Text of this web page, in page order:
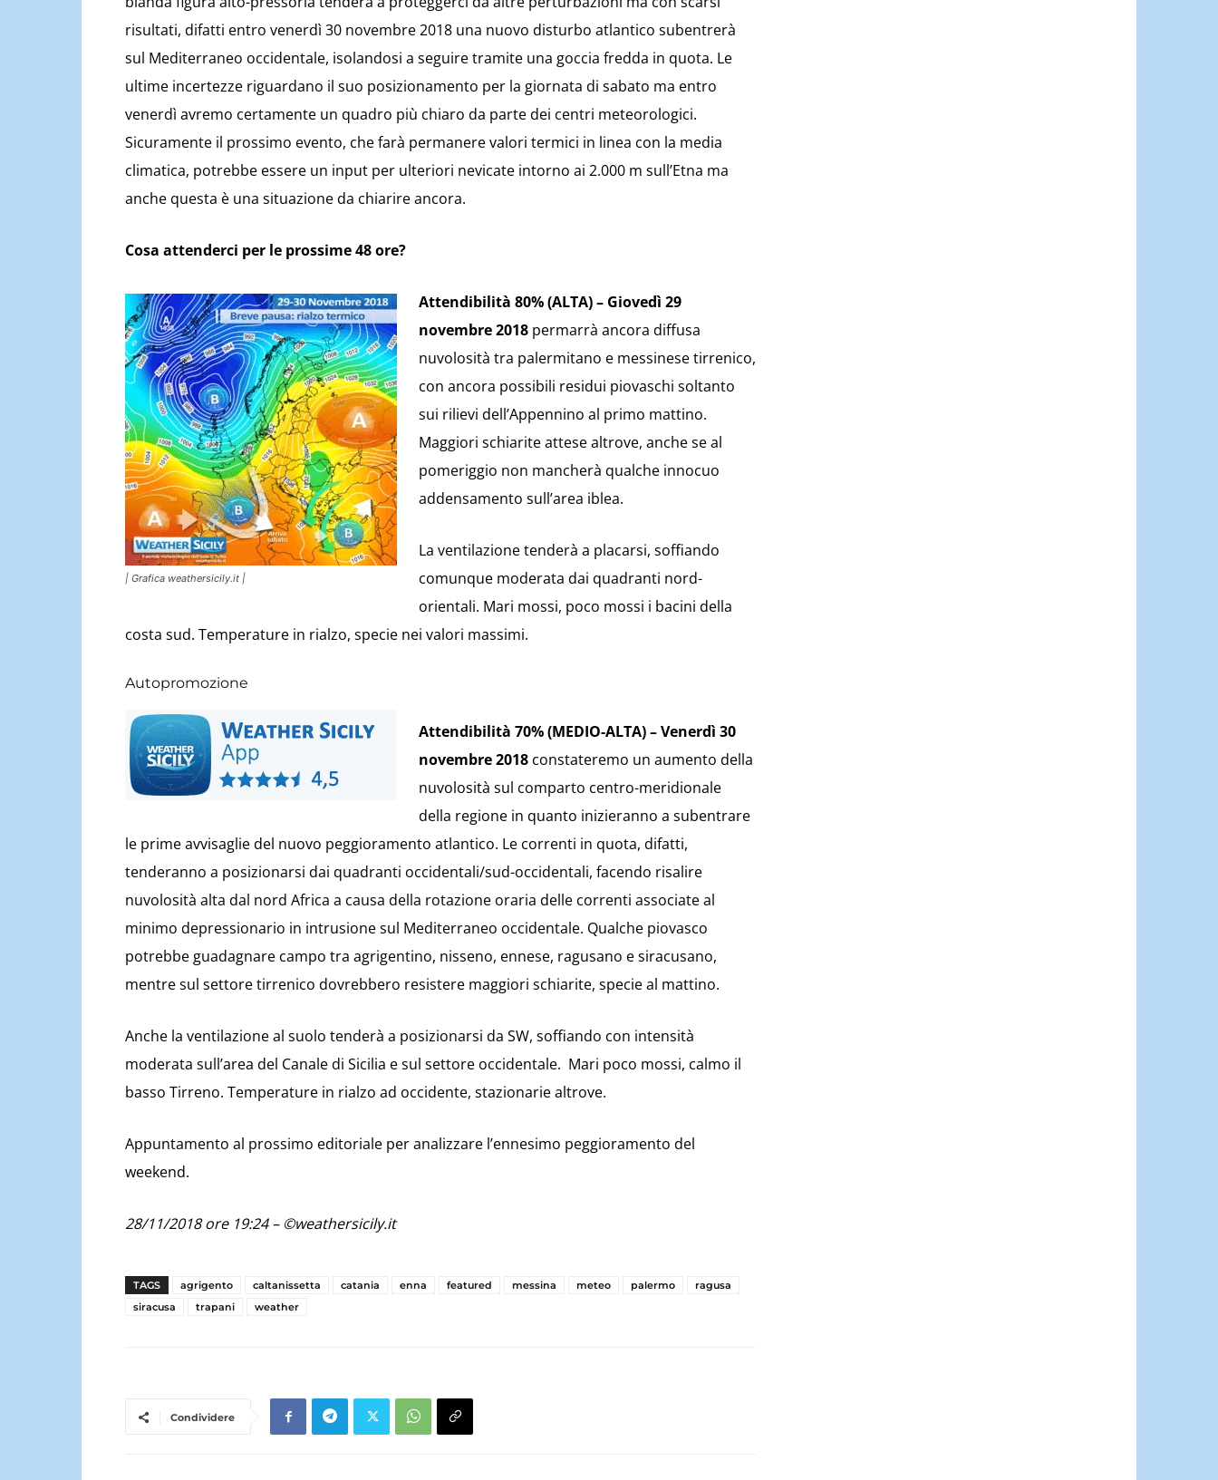
risultati, difatti entro venerdì 30 novembre 2018 una nuovo disturbo atlantico subentrerà
sul Mediterraneo occidentale, isolandosi a seguire tramite una goccia fredda in quota. Le
ultime incertezze riguardano il suo posizionamento per la giornata di sabato ma entro
venerdì avremo certamente un quadro più chiaro da parte dei centri meteorologici.
Sicuramente il prossimo evento, che farà permanere valori termici in linea con la media
climatica, potrebbe essere un input per ulteriori nevicate intorno ai 2.000 m sull’Etna ma
anche questa è una situazione da chiarire ancora.
Cosa attenderci per le prossime 48 ore?
| Grafica weathersicily.it |
Attendibilità 80% (ALTA) – Giovedì 29
novembre 2018 permarrà ancora diffusa
nuvolosità tra palermitano e messinese tirrenico,
con ancora possibili residui piovaschi soltanto
sui rilievi dell’Appennino al primo mattino.
Maggiori schiarite attese altrove, anche se al
pomeriggio non mancherà qualche innocuo
addensamento sull’area iblea.
La ventilazione tenderà a placarsi, soffiando
comunque moderata dai quadranti nord-
orientali. Mari mossi, poco mossi i bacini della
costa sud. Temperature in rialzo, specie nei valori massimi.
Autopromozione
Attendibilità 70% (MEDIO-ALTA) – Venerdì 30
novembre 2018 constateremo un aumento della
nuvolosità sul comparto centro-meridionale
della regione in quanto inizieranno a subentrare
le prime avvisaglie del nuovo peggioramento atlantico. Le correnti in quota, difatti,
tenderanno a posizionarsi dai quadranti occidentali/sud-occidentali, facendo risalire
nuvolosità alta dal nord Africa a causa della rotazione oraria delle correnti associate al
minimo depressionario in intrusione sul Mediterraneo occidentale. Qualche piovasco
potrebbe guadagnare campo tra agrigentino, nisseno, ennese, ragusano e siracusano,
mentre sul settore tirrenico dovrebbero resistere maggiori schiarite, specie al mattino.
Anche la ventilazione al suolo tenderà a posizionarsi da SW, soffiando con intensità
moderata sull’area del Canale di Sicilia e sul settore occidentale. Mari poco mossi, calmo il
basso Tirreno. Temperature in rialzo ad occidente, stazionarie altrove.
Appuntamento al prossimo editoriale per analizzare l’ennesimo peggioramento del
weekend.
28/11/2018 ore 19:24 – ©weathersicily.it
TAGS agrigento caltanissetta catania enna featured messina meteo palermo
ragusa
siracusa
trapani weather
Condividere